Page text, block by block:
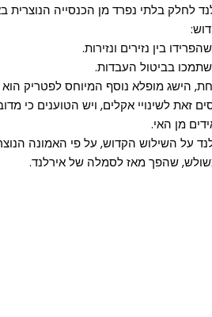
לחלק בלתי נפרד מן הכנסייה הנוצרית
בין נזירים ונזירות.
בביטול העבדות.
הישג מופלא נוסף המיוחס לפטריק
זאת לשינויי אקלים, ויש הטוענים כי
מן האי.
על השילוש הקדוש, על פי האמונה
שהפך מאז לסמלה של אירלנד.